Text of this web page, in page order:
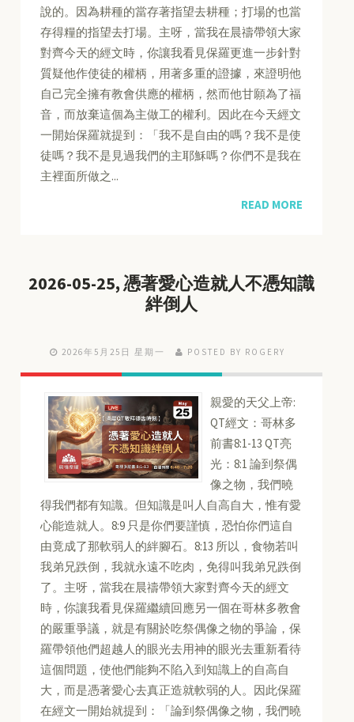
說的。因為耕種的當存著指望去耕種；打場的也當
存得糧的指望去打場。主呀，當我在晨禱帶領大家
對齊今天的經文時，你讓我看見保羅更進一步針對
質疑他作使徒的權柄，用著多重的證據，來證明他
自己完全擁有教會供應的權柄，然而他甘願為了福
音，而放棄這個為主做工的權利。因此在今天經文
一開始保羅就提到：「我不是自由的嗎？我不是使
徒嗎？我不是見過我們的主耶穌嗎？你們不是我在
主裡面所做之...
READ MORE
2026-05-25, 憑著愛心造就人不憑知識
絆倒人
2026年5月25日 星期一 POSTED BY ROGERY
親愛的天父上帝:
QT經文：哥林多
前書8:1-13 QT亮
光：8:1 論到祭偶
像之物，我們曉
得我們都有知識。但知識是叫人自高自大，惟有愛
心能造就人。8:9 只是你們要謹慎，恐怕你們這自
由竟成了那軟弱人的絆腳石。8:13 所以，食物若叫
我弟兄跌倒，我就永遠不吃肉，免得叫我弟兄跌倒
了。主呀，當我在晨禱帶領大家對齊今天的經文
時，你讓我看見保羅繼續回應另一個在哥林多教會
的嚴重爭議，就是有關於吃祭偶像之物的爭論，保
羅帶領他們超越人的眼光去用神的眼光去重新看待
這個問題，使他們能夠不陷入到知識上的自高自
大，而是憑著愛心去真正造就軟弱的人。因此保羅
在經文一開始就提到：「論到祭偶像之物，我們曉